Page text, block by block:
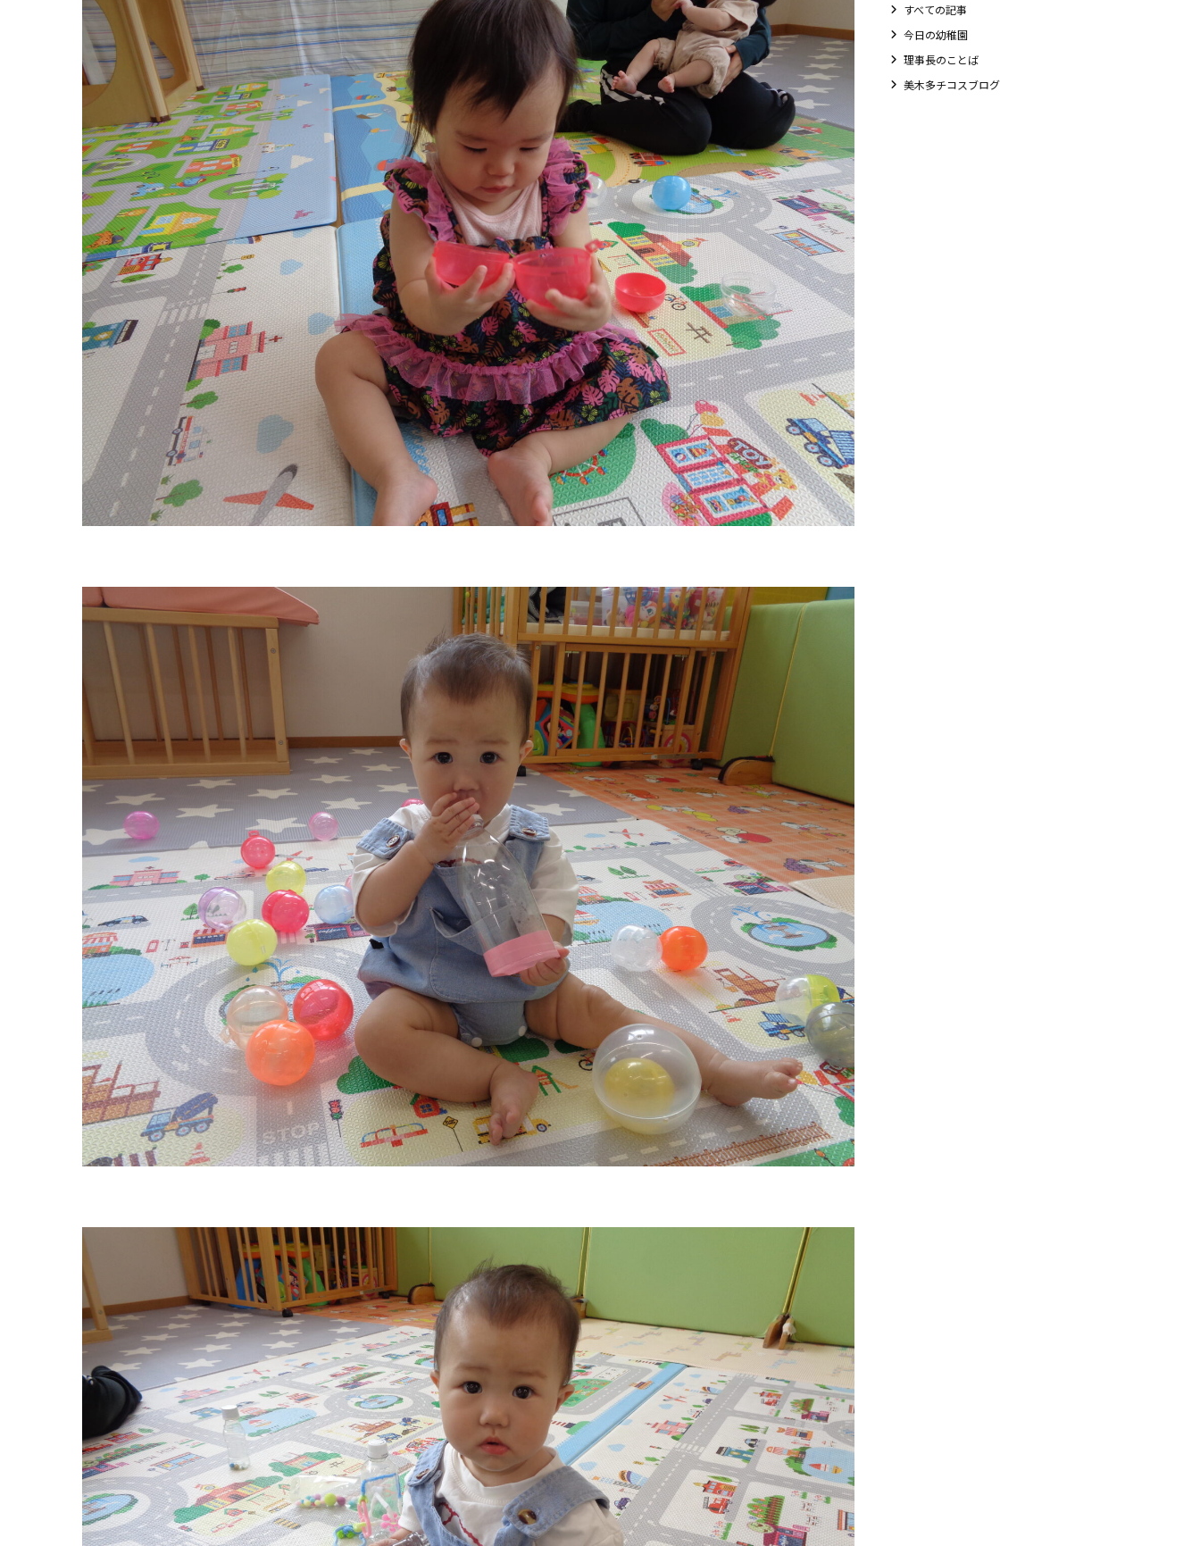
すべての記事
今日の幼稚園
理事長のことば
美木多チコスブログ
お知らせ 今日の幼稚園 園児募集要項
教職員募集
園のこと
園舎案内
安⼼・安全対策
課外教室
理事長のことば
教育と保育
美⽊多幼稚園の理想
園の1⽇
年間⾏事
預かり保育［ヒラソル ]
美⽊多チコス
美⽊多チコスについて
美⽊多チコスブログ
未就園児クラス
0歳親子登園［マカロンクラス ]
1歳・2歳親子登園［マリポサクラス ]
2歳児ひとり登園［ゆず組 ]
グループ施設・
関係先リンク
学校法⼈鴨⾕学園 鳳幼稚園
学校法⼈諏訪森学園 諏訪森幼稚園
⼤阪府私⽴幼稚園連盟